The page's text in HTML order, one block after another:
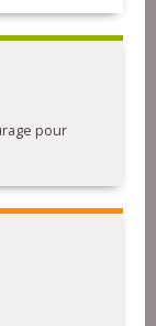
pour